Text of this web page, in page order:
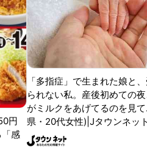
円
感
「多指症」で生まれた娘と
られない私。産後初めての
がミルクをあげてるのを見
県・20代女性)|Jタウンネット